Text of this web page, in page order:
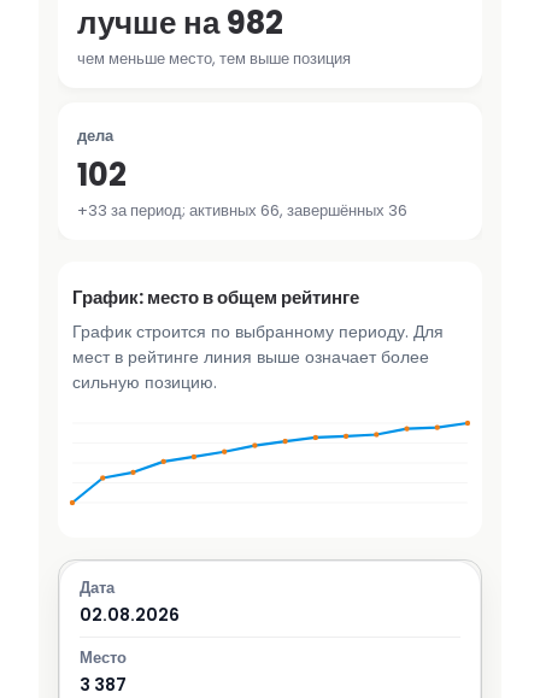
лучше на 982
чем меньше место, тем выше позиция
дела
102
+33 за период; активных 66, завершённых 36
График: место в общем рейтинге
График строится по выбранному периоду. Для
мест в рейтинге линия выше означает более
сильную позицию.
02.08.2026
3 387